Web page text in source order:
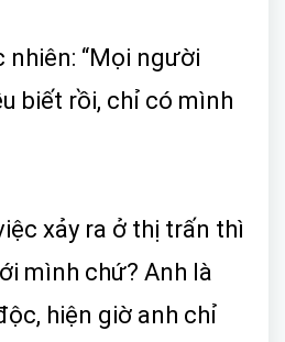
nhiên: “Mọi người
biết rồi, chỉ có mình
xảy ra ở thị trấn thì
mình chứ? Anh là
hiện giờ anh chỉ